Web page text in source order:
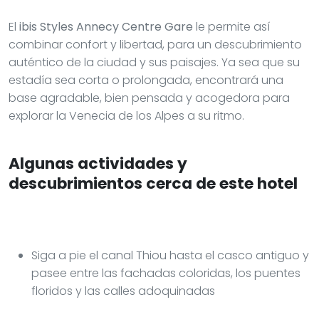
El ibis Styles Annecy Centre Gare le permite así
combinar confort y libertad, para un descubrimiento
auténtico de la ciudad y sus paisajes. Ya sea que su
estadía sea corta o prolongada, encontrará una
base agradable, bien pensada y acogedora para
explorar la Venecia de los Alpes a su ritmo.
Algunas actividades y
descubrimientos cerca de este hotel
Siga a pie el canal Thiou hasta el casco antiguo y
pasee entre las fachadas coloridas, los puentes
floridos y las calles adoquinadas